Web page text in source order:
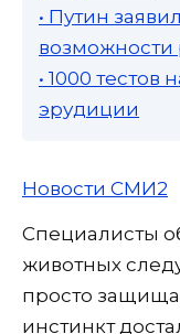
• Путин
возможности
• 1000 тестов
эрудиции
Новости СМИ2
Специалисты
животных
просто
инстинкт